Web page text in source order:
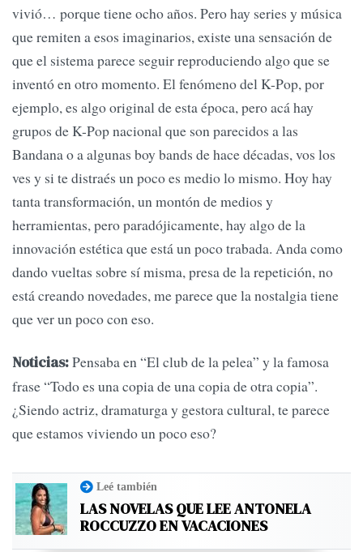
vivió… porque tiene ocho años. Pero hay series y música
que remiten a esos imaginarios, existe una sensación de
que el sistema parece seguir reproduciendo algo que se
inventó en otro momento. El fenómeno del K-Pop, por
ejemplo, es algo original de esta época, pero acá hay
grupos de K-Pop nacional que son parecidos a las
Bandana o a algunas boy bands de hace décadas, vos los
ves y si te distraés un poco es medio lo mismo. Hoy hay
tanta transformación, un montón de medios y
herramientas, pero paradójicamente, hay algo de la
innovación estética que está un poco trabada. Anda como
dando vueltas sobre sí misma, presa de la repetición, no
está creando novedades, me parece que la nostalgia tiene
que ver un poco con eso.
Noticias:Pensaba en “El club de la pelea” y la famosa
frase “Todo es una copia de una copia de otra copia”.
¿Siendo actriz, dramaturga y gestora cultural, te parece
que estamos viviendo un poco eso?
Leé también
LAS NOVELAS QUE LEE ANTONELA
ROCCUZZO EN VACACIONES